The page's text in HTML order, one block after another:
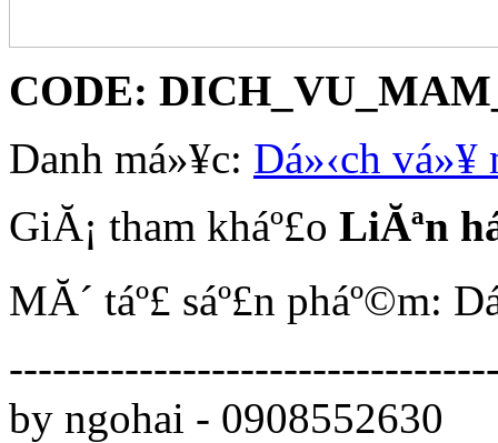
CODE:
Danh má»¥c: Dá»‹ch vá»¥
GiĂ¡ tham kháº£o LiĂªn
MĂ´ táº£ sáº£n pháº©m:
by ngohai - 0908552630